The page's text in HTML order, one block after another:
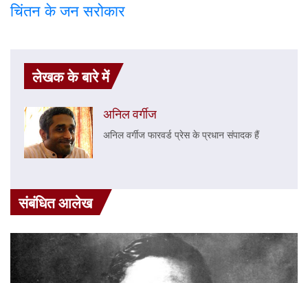
चिंतन के जन सरोकार
लेखक के बारे में
अनिल वर्गीज
अनिल वर्गीज फारवर्ड प्रेस के प्रधान संपादक हैं
संबंधित आलेख